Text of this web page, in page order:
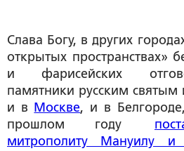
Слава Богу, в других
открытых пространствах»
и фарисейских
памятники русским святым
и в Москве, и в
прошлом году
митрополиту Мануилу